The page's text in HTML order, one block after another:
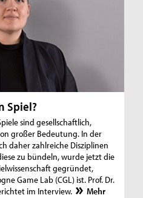
Spiel?
sind gesellschaftlich,
großer Bedeutung. In der
daher zahlreiche Disziplinen
zu bündeln, wurde jetzt die
gegründet,
Game Lab (CGL) ist. Prof. Dr.
im Interview.
Mehr